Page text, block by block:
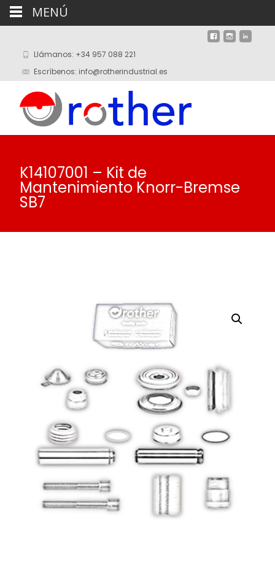
Llámanos: +34 957 088 221
Escríbenos: info@rotherindustrial.es
K14107001 – Kit de
Mantenimiento Knorr-Bremse
SB7
MENÚ